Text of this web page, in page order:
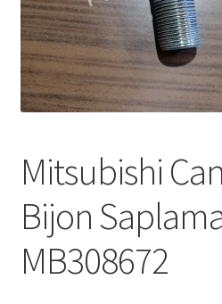
Mitsubishi
Bijon
MB308672